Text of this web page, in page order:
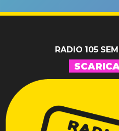
RADIO 105